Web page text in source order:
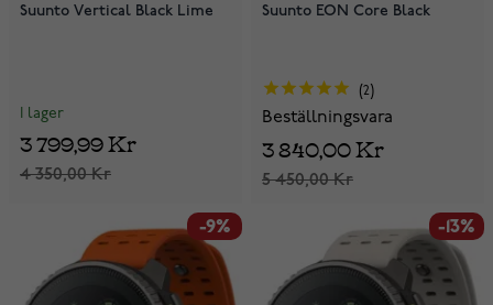
Suunto Vertical Black Lime
I lager
4 350,00 Kr
3 799,99 Kr
Suunto EON Core Black
2
Beställningsvara
5 450,00 Kr
3 840,00 Kr
-9% -13%